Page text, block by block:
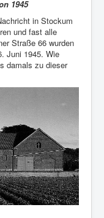
1945
in Stockum
und fast alle
Straße 66 wurden
Juni 1945. Wie
damals zu dieser